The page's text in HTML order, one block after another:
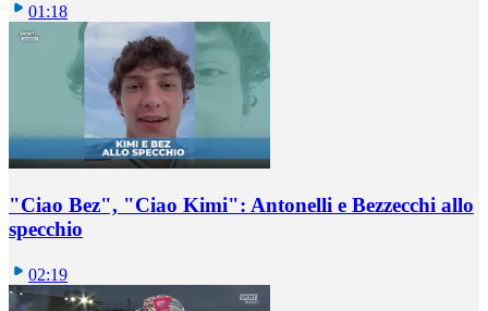
01:18
"Ciao Bez", "Ciao Kimi": Antonelli e Bezzecchi allo
specchio
02:19